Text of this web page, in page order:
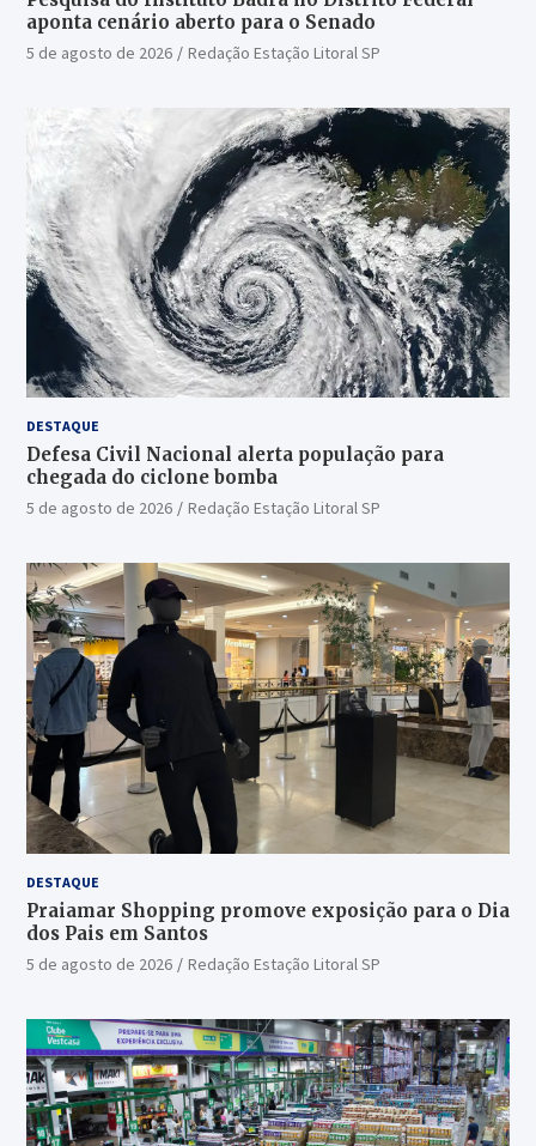
aponta cenário aberto para o Senado
5 de agosto de 2026 Redação Estação Litoral SP
DESTAQUE
Defesa Civil Nacional alerta população para
chegada do ciclone bomba
5 de agosto de 2026 Redação Estação Litoral SP
DESTAQUE
Praiamar Shopping promove exposição para o Dia
dos Pais em Santos
5 de agosto de 2026 Redação Estação Litoral SP